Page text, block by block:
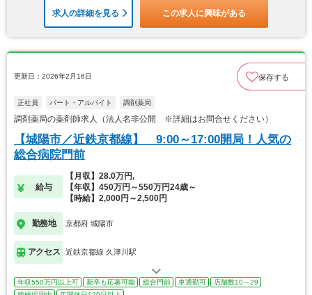
求人の詳細を見る この求人に興味がある
更新日：2026年2月16日 保存する
正社員 パート・アルバイト 調剤薬局
調剤薬局の薬剤師求人（法人名非公開 ※詳細はお問合せください）
【城陽市／近鉄京都線】 9:00～17:00開局！人気の
総合病院門前
給与
【月収】28.0万円,
【年収】450万円～550万円24歳～
【時給】2,000円～2,500円
勤務地 京都府 城陽市
アクセス 近鉄京都線 久津川駅
年収550万円以上可 新卒も応募可能 総合門前 車通勤可
店舗数10～29